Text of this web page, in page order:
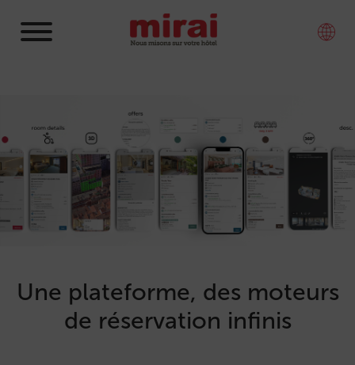
Une plateforme, des moteurs
de réservation infinis